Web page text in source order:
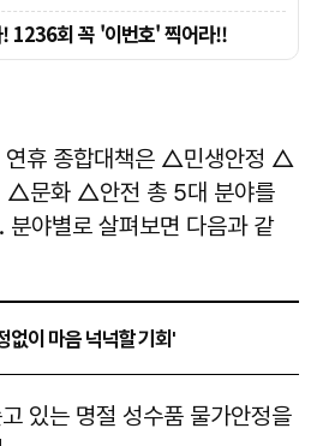
휴 종합대책은 △민생안정 △
△문화 △안전 총 5대 분야를
분야별로 살펴보면 다음과 같
이 마음 넉넉할 기회'
있는 명절 성수품 물가안정을